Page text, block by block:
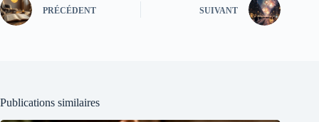
PRÉCÉDENT SUIVANT
Publications similaires